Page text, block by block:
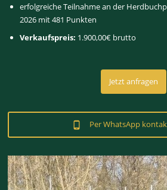
erfolgreiche Teilnahme an der
2026 mit 481 Punkten
Verkaufspreis: 1.900,00€ brutto
Jetzt anfragen
Per WhatsApp